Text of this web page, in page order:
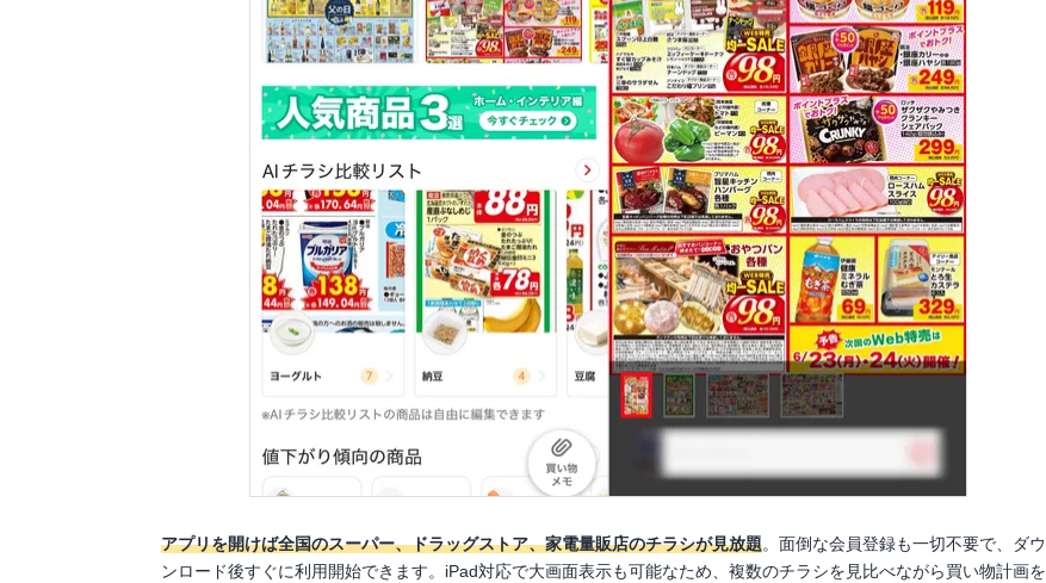
アプリを開けば全国のスーパー、ドラッグストア、家電量販店のチラシが見放題。面倒な会員登録も一切不要で、ダウ
ンロード後すぐに利用開始できます。iPad対応で大画面表示も可能なため、複数のチラシを見比べながら買い物計画を